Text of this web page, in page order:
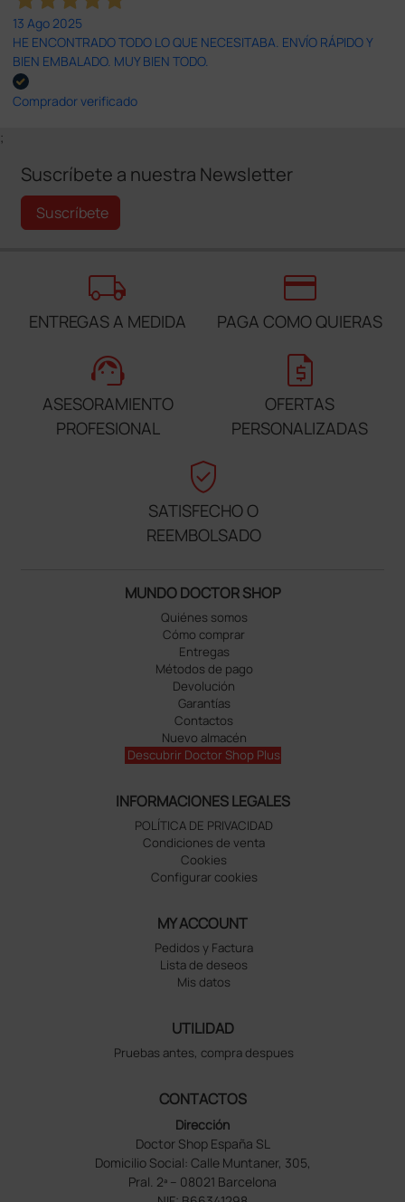
13 Ago 2025
HE ENCONTRADO TODO LO QUE NECESITABA. ENVÍO RÁPIDO Y
BIEN EMBALADO. MUY BIEN TODO.
Comprador verificado
;
Suscríbete a nuestra Newsletter
Suscríbete
local_shipping
ENTREGAS A MEDIDA
credit_card
PAGA COMO QUIERAS
support_agent
ASESORAMIENTO
PROFESIONAL
request_quote
OFERTAS
PERSONALIZADAS
verified_user
SATISFECHO O
REEMBOLSADO
MUNDO DOCTOR SHOP
Quiénes somos
Cómo comprar
Entregas
Métodos de pago
Devolución
Garantías
Contactos
Nuevo almacén
Descubrir Doctor Shop Plus
INFORMACIONES LEGALES
POLÍTICA DE PRIVACIDAD
Condiciones de venta
Cookies
Configurar cookies
MY ACCOUNT
Pedidos y Factura
Lista de deseos
Mis datos
UTILIDAD
Pruebas antes, compra despues
CONTACTOS
Dirección
Doctor Shop España SL
Domicilio Social: Calle Muntaner, 305,
Pral. 2ª – 08021 Barcelona